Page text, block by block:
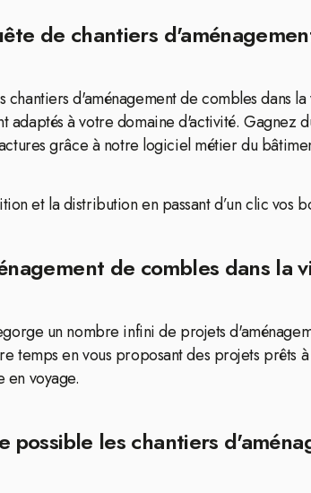
de chantiers
chantiers d'aménagement de combles
adaptés à votre domaine d'activité. Gagnez
grâce à notre logiciel métier du
et la distribution en passant d’un clic vos
de combles dans la
un nombre infini de projets
temps en vous proposant des projets
en voyage.
possible les chantiers